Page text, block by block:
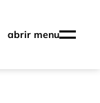
abrir menu